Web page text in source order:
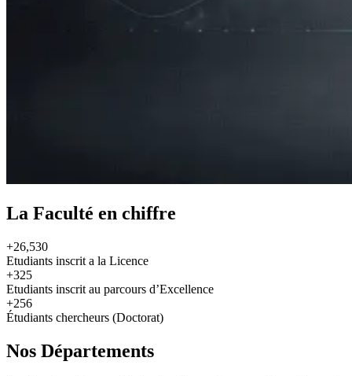
La Faculté en chiffre
+26,530
Etudiants inscrit a la Licence
+325
Etudiants inscrit au parcours d’Excellence
+256
Étudiants chercheurs (Doctorat)
Nos Départements